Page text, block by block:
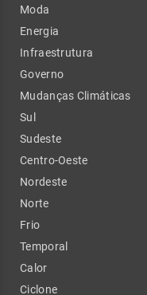
Moda
Energia
Infraestrutura
Governo
Mudanças Climáticas
Sul
Sudeste
Centro-Oeste
Nordeste
Norte
Frio
Temporal
Calor
Ciclone